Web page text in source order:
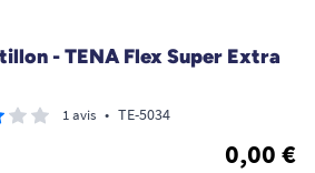
- TENA Flex Super Extra
1 avis • TE-5034
0,00 €